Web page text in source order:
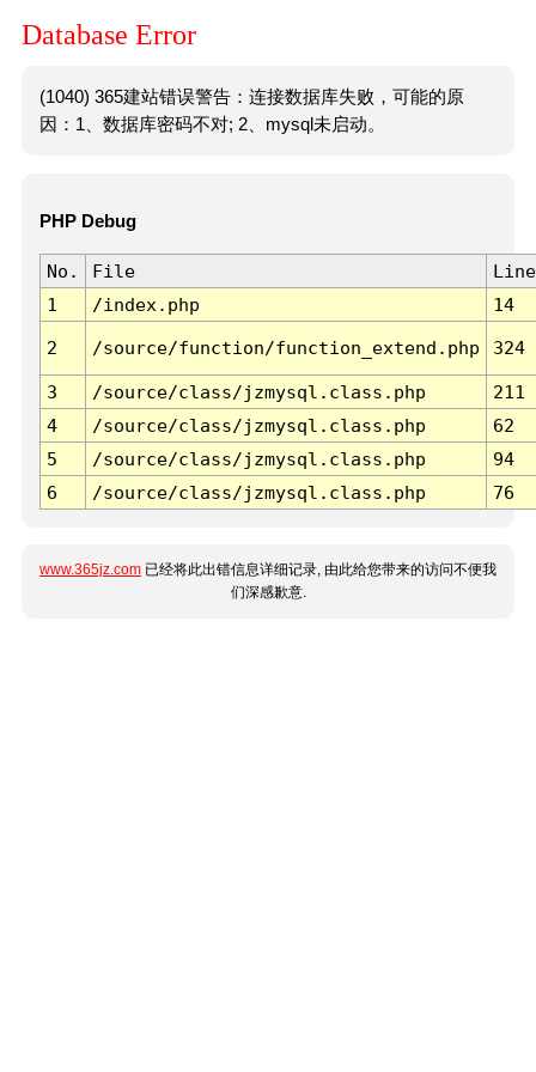
Database Error
(1040) 365建站错误警告：连接数据库失败，可能的原
因：1、数据库密码不对; 2、mysql未启动。
PHP Debug
No. File
Line
1
/index.php 14
2 /source/function/function_extend.php 324
3 /source/class/jzmysql.class.php
211
4
/source/class/jzmysql.class.php
62
5
/source/class/jzmysql.class.php
94
6
/source/class/jzmysql.class.php 76
www.365jz.com 已经将此出错信息详细记录, 由此给您带来的访问不便我
们深感歉意.